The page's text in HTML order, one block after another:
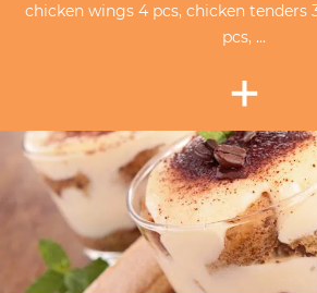
chicken wings 4 pcs, chicken tenders
pcs, ...
+